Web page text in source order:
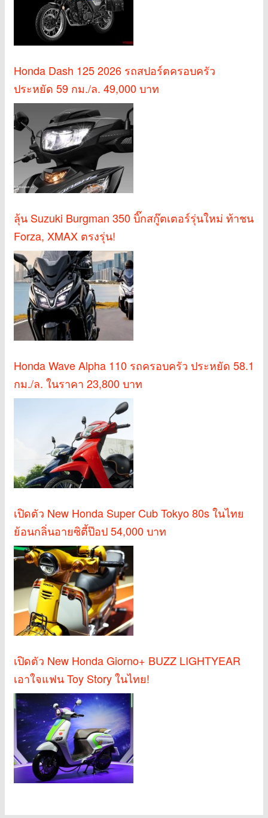
Honda Dash 125 2026 รถสปอร์ตครอบครัว
ประหยัด 59 กม./ล. 49,000 บาท
ลุ้น Suzuki Burgman 350 บิ๊กสกู๊ตเตอร์รุ่นใหม่ ท้าชน
Forza, XMAX ตรงรุ่น!
Honda Wave Alpha 110 รถครอบครัว ประหยัด 58.1
กม./ล. ในราคา 23,800 บาท
เปิดตัว New Honda Super Cub Tokyo 80s ในไทย
ย้อนกลิ่นอายซิตี้ป๊อป 54,000 บาท
เปิดตัว New Honda Giorno+ BUZZ LIGHTYEAR
เอาใจแฟน Toy Story ในไทย!